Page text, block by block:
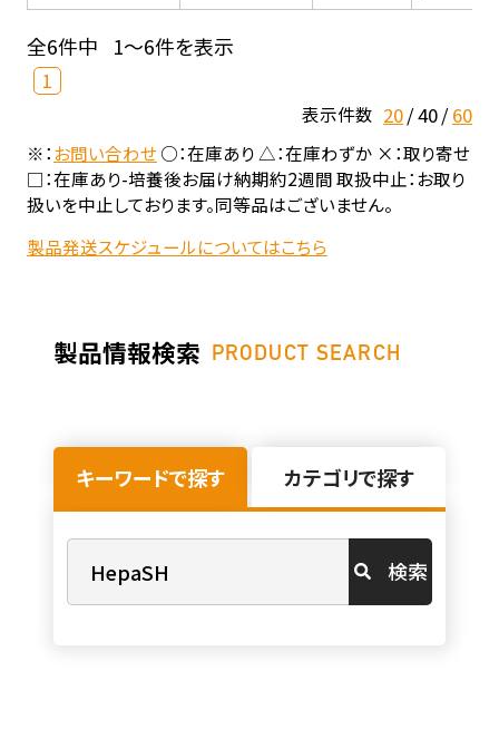
全6件中 1～6件を表示
1
表示件数 20 40 60
※：お問い合わせ○：在庫あり △：在庫わずか ×：取り寄せ
□：在庫あり-培養後お届け納期約2週間 取扱中止：お取り
扱いを中止しております。同等品はございません。
製品発送スケジュールについてはこちら
製品情報検索 PRODUCT SEARCH
キーワードで探す カテゴリで探す
検索